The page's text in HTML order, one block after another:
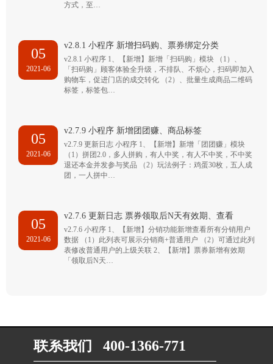
方式，至…
05
2021-06
v2.8.1 小程序 新增扫码购、票券绑定分类
v2.8.1 小程序 1、【新增】新增「扫码购」模块 （1）、
「扫码购」顾客体验全升级，不排队、不烦心，扫码即加入
购物车，促进门店的成交转化 （2）、批量生成商品二维码
标签，标签包…
05
2021-06
v2.7.9 小程序 新增团团赚、商品标签
v2.7.9 更新日志 小程序 1、【新增】新增「团团赚」模块
（1）拼团2.0，多人拼购，有人中奖，有人不中奖，不中奖
退还本金并发参与奖品 （2）玩法例子：鸡蛋30枚，五人成
团，一人拼中…
05
2021-06
v2.7.6 更新日志 票券领取后N天有效期、查看
v2.7.6 小程序 1、【新增】分销功能新增查看所有分销用户
数据 （1）此列表可展示分销商+普通用户 （2）可通过此列
表修改普通用户的上级关联 2、【新增】票券新增有效期
「领取后N天…
联系我们 400-1366-771